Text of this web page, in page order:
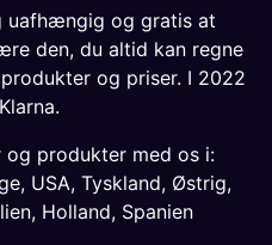
uafhængig og gratis at
den, du altid kan regne
og priser. I 2022
og produkter med os i:
, USA, Tyskland, Østrig,
, Holland, Spanien